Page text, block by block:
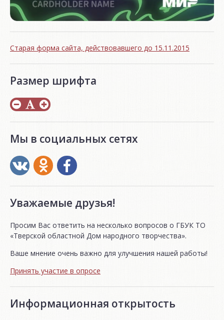
Старая форма сайта, действовавшего до 15.11.2015
Размер шрифта
Мы в социальных сетях
Уважаемые друзья!
Просим Вас ответить на несколько вопросов о ГБУК ТО
«Тверской областной Дом народного творчества».
Ваше мнение очень важно для улучшения нашей работы!
Принять участие в опросе
Информационная открытость